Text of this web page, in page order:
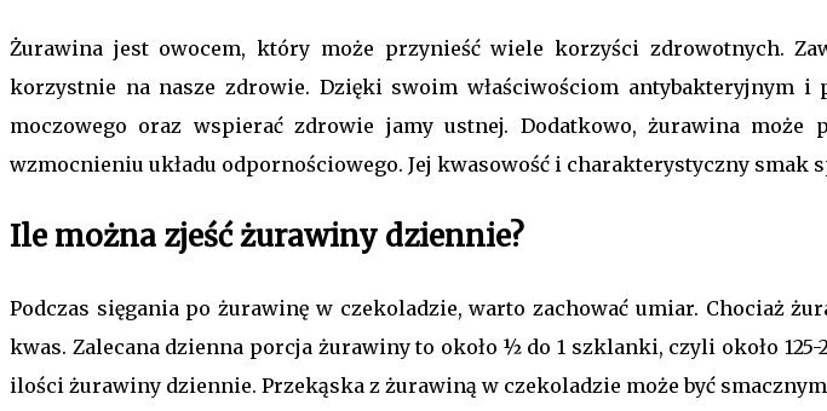
Żurawina jest owocem, który może przynieść wiele korzyści zdrowotnych.
korzystnie na nasze zdrowie. Dzięki swoim właściwościom antybakteryjnym
moczowego oraz wspierać zdrowie jamy ustnej. Dodatkowo, żurawina
wzmocnieniu układu odpornościowego. Jej kwasowość i charakterystyczny smak
Ile można zjeść żurawiny dziennie?
Podczas sięgania po żurawinę w czekoladzie, warto zachować umiar. Chociaż
kwas. Zalecana dzienna porcja żurawiny to około ½ do 1 szklanki, czyli około
ilości żurawiny dziennie. Przekąska z żurawiną w czekoladzie może być